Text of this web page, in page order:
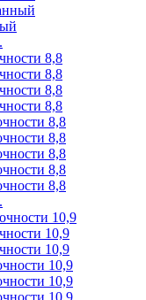
8,8
8,8
8,8
8,8
8,8
8,8
8,8
8,8
8,8
10,9
10,9
10,9
10,9
10,9
10,9